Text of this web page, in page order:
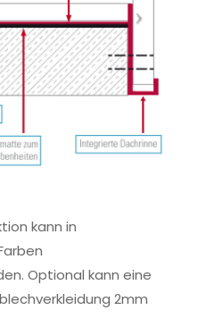
kann in
Optional kann eine
2mm